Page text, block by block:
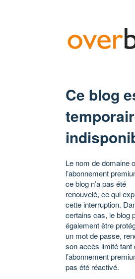
Ce blog
Le nom de domaine
l’abonnement
ce blog n’a pas été
renouvelé, ce qui
cette interruption.
certains cas, le blog
également être
un mot de passe,
son accès limité tant
l’abonnement
pas été réactivé.